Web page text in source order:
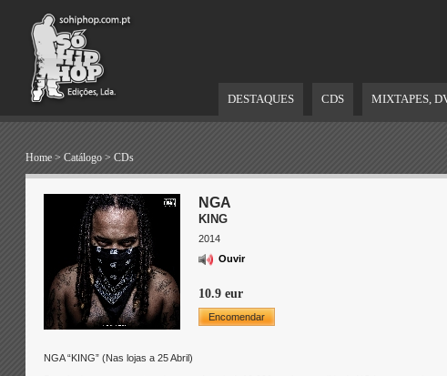
DESTAQUES CDS MIXTAPES,
Home > Catálogo > CDs
NGA
KING
2014
Ouvir
10.9 eur
Encomendar
NGA “KING” (Nas lojas a 25 Abril)